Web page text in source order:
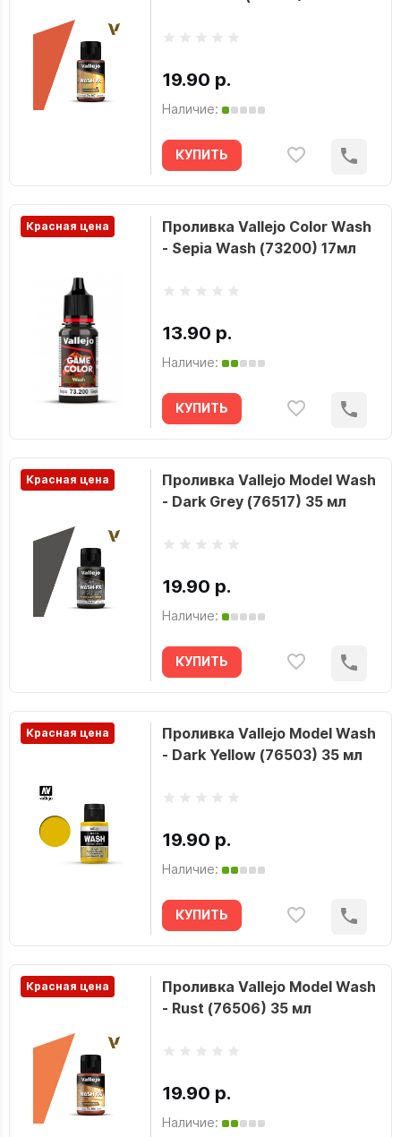
19.90 р.
Наличие:
КУПИТЬ
Красная цена
Проливка Vallejo Color Wash
- Sepia Wash (73200) 17мл
13.90 р.
Наличие:
КУПИТЬ
Красная цена
Проливка Vallejo Model Wash
- Dark Grey (76517) 35 мл
19.90 р.
Наличие:
КУПИТЬ
Красная цена
Проливка Vallejo Model Wash
- Dark Yellow (76503) 35 мл
19.90 р.
Наличие:
КУПИТЬ
Красная цена
Проливка Vallejo Model Wash
- Rust (76506) 35 мл
19.90 р.
Наличие: